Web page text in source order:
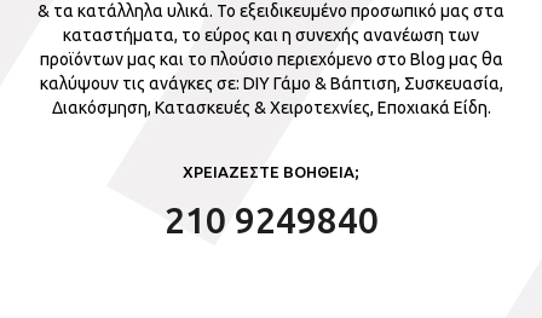
& τα κατάλληλα υλικά. Το εξειδικευμένο προσωπικό μας στα
καταστήματα, το εύρος και η συνεχής ανανέωση των
προϊόντων μας και το πλούσιο περιεχόμενο στο Blog μας θα
καλύψουν τις ανάγκες σε: DIY Γάμο & Βάπτιση, Συσκευασία,
Διακόσμηση, Κατασκευές & Χειροτεχνίες, Εποχιακά Είδη.
ΧΡΕΙΑΖΕΣΤΕ ΒΟΗΘΕΙΑ;
210 9249840